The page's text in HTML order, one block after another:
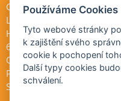
Citrus shop zahradnictví
Legionářů 2
Hodonín
695 01
Otevřeno:
Po-Pá 9-17
So 9-11:30
Používáme Cookies
Tyto webové stránky
k zajištění svého
cookie k pochopení
Další typy cookies
schválení.